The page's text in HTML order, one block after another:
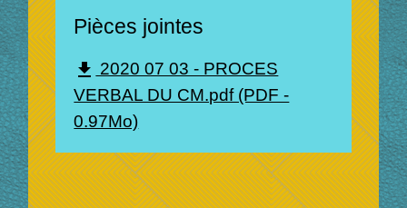
Pièces jointes
file_download 2020 07 03 - PROCES
VERBAL DU CM.pdf (PDF -
0.97Mo)